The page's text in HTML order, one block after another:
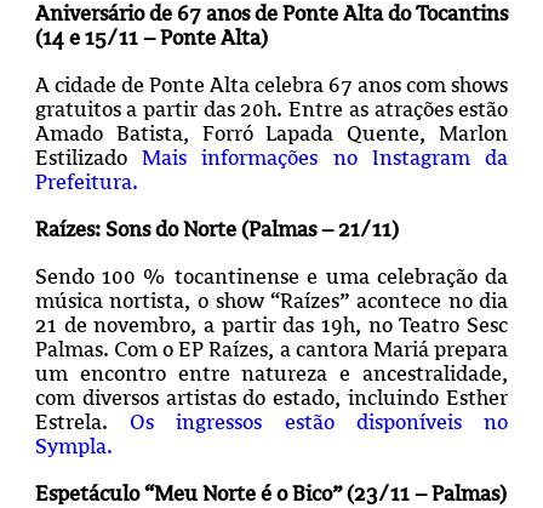
Aniversário de 67 anos de Ponte Alta do Tocantins
(14 e 15/11 – Ponte Alta)
A cidade de Ponte Alta celebra 67 anos com shows
gratuitos a partir das 20h. Entre as atrações estão
Amado Batista, Forró Lapada Quente, Marlon
EstilizadoMais informações no Instagram da
Prefeitura.
Raízes: Sons do Norte (Palmas – 21/11)
Sendo 100 % tocantinense e uma celebração da
música nortista, o show “Raízes” acontece no dia
21 de novembro, a partir das 19h, no Teatro Sesc
Palmas. Com o EP Raízes, a cantora Mariá prepara
um encontro entre natureza e ancestralidade,
com diversos artistas do estado, incluindo Esther
Estrela. Os ingressos estão disponíveis no
Sympla.
Espetáculo “Meu Norte é o Bico” (23/11 – Palmas)